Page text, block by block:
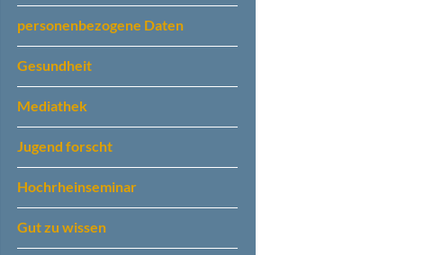
personenbezogene Daten
Gesundheit
Mediathek
Jugend forscht
Hochrheinseminar
Gut zu wissen